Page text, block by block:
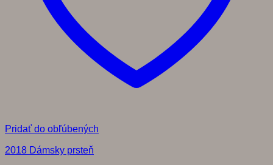
Pridať do obľúbených
2018 Dámsky prsteň